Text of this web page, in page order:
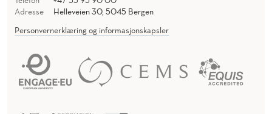
Adresse
Helleveien 30, 5045 Bergen
Personvernerklæring og informasjonskapsler